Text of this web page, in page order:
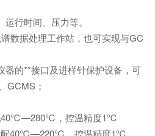
行时间、压力等。
据处理工作站，也可实现与GC
的**接口及进样针保护设备，可
GCMS；
，控温精度1℃
40℃—220℃，控温精度1℃